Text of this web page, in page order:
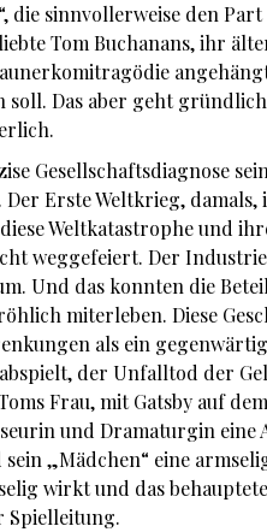
die sinnvollerweise den
Tom Buchanans, ihr
soll. Das aber geht
Gesellschaftsdiagnose
Erste Weltkrieg, damals,
Weltkatastrophe und
weggefeiert. Der
Und das konnten die
miterleben. Diese
als ein
der Unfalltod der
Frau, mit Gatsby auf
und Dramaturgin eine
„Mädchen“ eine
wirkt und das
Spielleitung.